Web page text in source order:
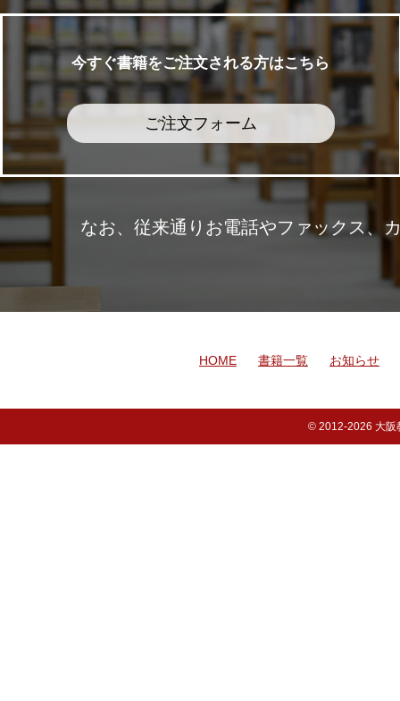
今すぐ書籍をご注文される方はこちら
ご注文フォーム
なお、従来通りお電話やファックス、
HOME 書籍一覧 お知らせ
© 2012-2026 大阪